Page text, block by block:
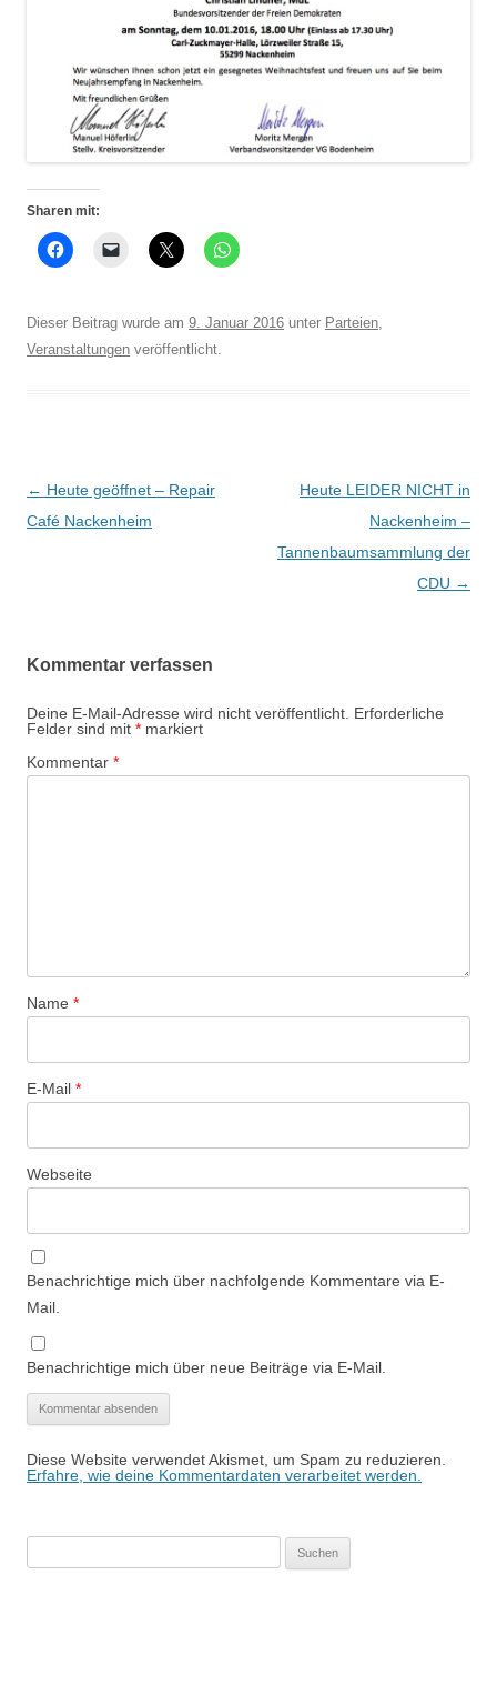
Sharen mit:
Dieser Beitrag wurde am 9. Januar 2016 unter Parteien
Veranstaltungen veröffentlicht.
Beitrags-
Navigation
← Heute geöffnet – Repair
Café Nackenheim
Heute LEIDER NICHT in
Nackenheim –
Tannenbaumsammlung der
CDU →
Kommentar verfassen
Deine E-Mail-Adresse wird nicht veröffentlicht. Erforderliche
Felder sind mit * markiert
Kommentar *
Name *
E-Mail *
Webseite
Benachrichtige mich über nachfolgende Kommentare via E-
Mail.
Benachrichtige mich über neue Beiträge via E-Mail.
Diese Website verwendet Akismet, um Spam zu reduzieren.
Erfahre, wie deine Kommentardaten verarbeitet werden.
nach: